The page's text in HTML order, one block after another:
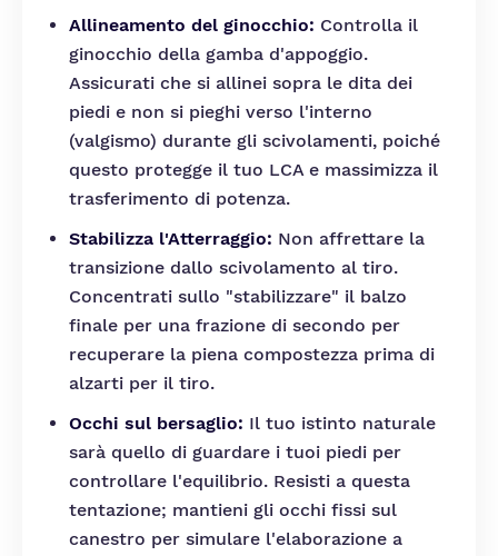
Allineamento del ginocchio: Controlla il
ginocchio della gamba d'appoggio.
Assicurati che si allinei sopra le dita dei
piedi e non si pieghi verso l'interno
(valgismo) durante gli scivolamenti, poiché
questo protegge il tuo LCA e massimizza il
trasferimento di potenza.
Stabilizza l'Atterraggio: Non affrettare la
transizione dallo scivolamento al tiro.
Concentrati sullo "stabilizzare" il balzo
finale per una frazione di secondo per
recuperare la piena compostezza prima di
alzarti per il tiro.
Occhi sul bersaglio: Il tuo istinto naturale
sarà quello di guardare i tuoi piedi per
controllare l'equilibrio. Resisti a questa
tentazione; mantieni gli occhi fissi sul
canestro per simulare l'elaborazione a